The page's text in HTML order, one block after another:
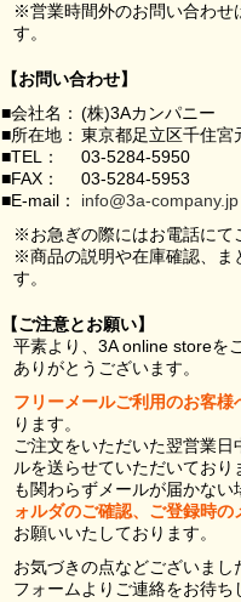
※営業時間外のお問い合わせ
す。
【お問い合わせ】
■会社名： (株)3Aカンパニー
■所在地： 東京都足立区千住
■TEL：
03-5284-5950
■FAX：
03-5284-5953
■E-mail：
info@3a-company.jp
※お急ぎの際にはお電話にて
※商品の説明や在庫確認、ま
す。
【ご注意とお願い】
平素より、3A online storeを
ありがとうございます。
フリーメールご利用のお客様
ります。
ご注文をいただいた翌営業
ルを送らせていただいてお
も関わらずメールが届かない
ォルダのご確認、ご登録時
お願いいたしております。
お気づきの点などございま
フォームよりご連絡をお待ち